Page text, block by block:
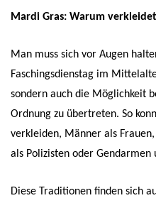
Mardi Gras: Warum
Man muss sich vor Augen
Faschingsdienstag im
sondern auch die Möglichkeit
Ordnung zu übertreten. So
verkleiden, Männer als
als Polizisten oder Gendarmen
Diese Traditionen finden sich